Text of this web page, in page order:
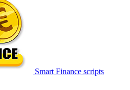
Smart Finance scripts